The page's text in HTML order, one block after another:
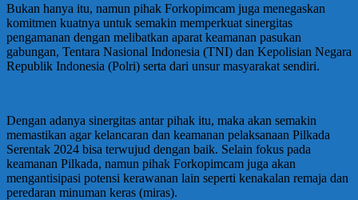
Bukan hanya itu, namun pihak Forkopimcam juga menegaskan
komitmen kuatnya untuk semakin memperkuat sinergitas
pengamanan dengan melibatkan aparat keamanan pasukan
gabungan, Tentara Nasional Indonesia (TNI) dan Kepolisian Negara
Republik Indonesia (Polri) serta dari unsur masyarakat sendiri.
Dengan adanya sinergitas antar pihak itu, maka akan semakin
memastikan agar kelancaran dan keamanan pelaksanaan Pilkada
Serentak 2024 bisa terwujud dengan baik. Selain fokus pada
keamanan Pilkada, namun pihak Forkopimcam juga akan
mengantisipasi potensi kerawanan lain seperti kenakalan remaja dan
peredaran minuman keras (miras).